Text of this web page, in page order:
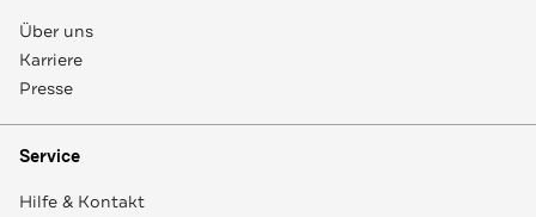
Über uns
Karriere
Presse
Service
Hilfe & Kontakt